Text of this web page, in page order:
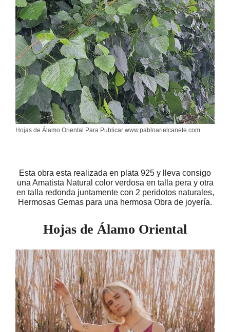
Hojas de Álamo Oriental Para Publicar www.pabloarielcanete.com
Esta obra esta realizada en plata 925 y lleva consigo
una Amatista Natural color verdosa en talla pera y otra
en talla redonda juntamente con 2 peridotos naturales,
Hermosas Gemas para una hermosa Obra de joyería.
Hojas de Álamo Oriental